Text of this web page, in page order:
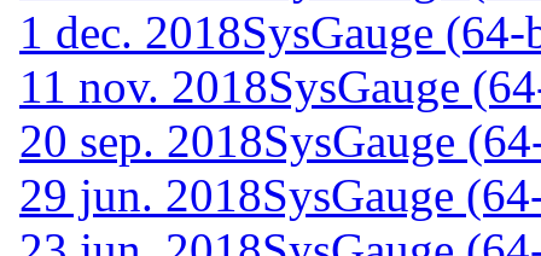
1 dec. 2018SysGauge
11 nov. 2018SysGauge
20 sep. 2018SysGauge
29 jun. 2018SysGauge